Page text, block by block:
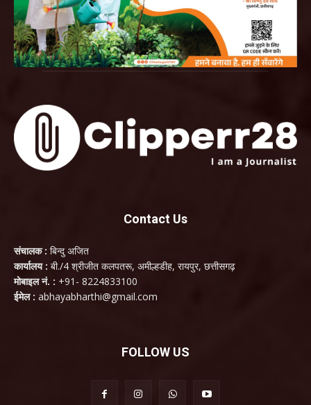
Contact Us
संचालक : बिन्दु अजित
कार्यालय : बी./4 श्रीजीत कलपतरू, अमील्हडीह, रायपुर, छत्तीसगढ़
मोबाइल नं. : +91- 8224833100
ईमेल : abhayabharthi@gmail.com
FOLLOW US